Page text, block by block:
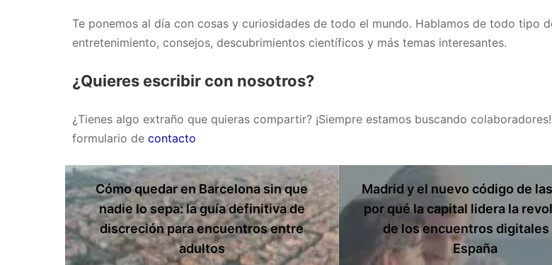
Te ponemos al día con cosas y curiosidades de todo el mundo. Hablamos de todo tipo
entretenimiento, consejos, descubrimientos científicos y más temas interesantes.
¿Quieres escribir con nosotros?
¿Tienes algo extraño que quieras compartir? ¡Siempre estamos buscando
formulario de contacto
Cómo quedar en Barcelona sin que
nadie lo sepa: la guía definitiva de
discreción para encuentros entre
adultos
Madrid y el nuevo código de
por qué la capital lidera la
de los encuentros digitales
España